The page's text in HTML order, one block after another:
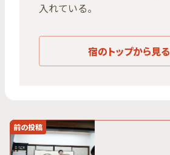
入れている。
宿のトップから見る
前の投稿